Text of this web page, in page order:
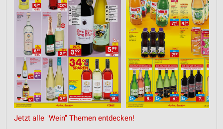
Jetzt alle "Wein" Themen entdecken!